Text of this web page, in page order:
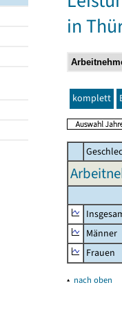
in
komplett
Männer
Frauen
▴ nach oben